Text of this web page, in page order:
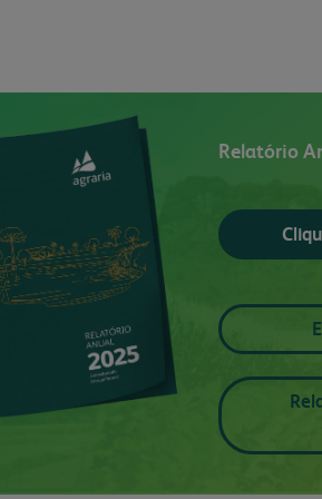
Relatório